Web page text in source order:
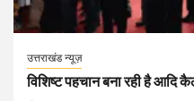
उत्तराखंड न्यूज़
विशिष्ट पहचान बना रही है आदि